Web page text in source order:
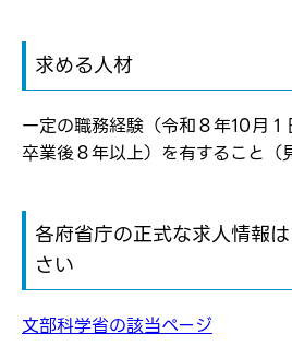
転職報告をする
新規会員登録
求める人材
一定の職務経験（令和８年10月
卒業後８年以上）を有すること（
各府省庁の正式な求人情報
さい
文部科学省の該当ページ